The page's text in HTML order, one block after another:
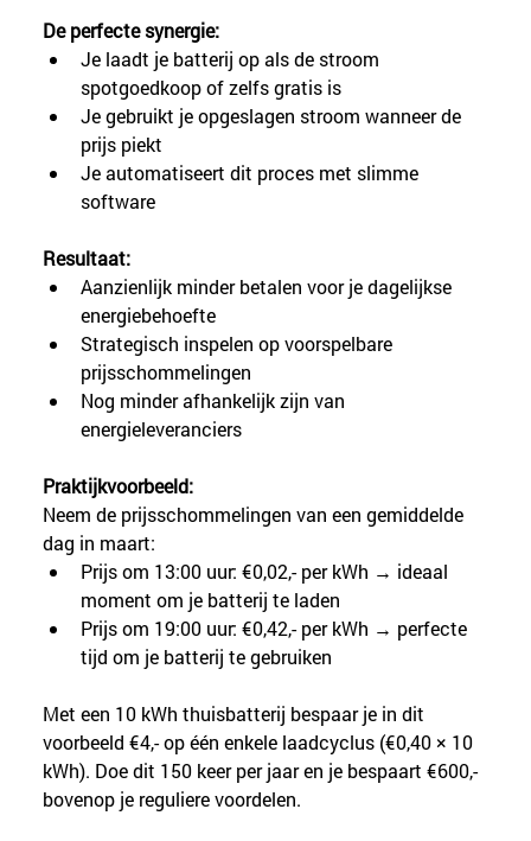
De perfecte synergie:
Je laadt je batterij op als de stroom
spotgoedkoop of zelfs gratis is
Je gebruikt je opgeslagen stroom wanneer de
prijs piekt
Je automatiseert dit proces met slimme
software
Resultaat:
Aanzienlijk minder betalen voor je dagelijkse
energiebehoefte
Strategisch inspelen op voorspelbare
prijsschommelingen
Nog minder afhankelijk zijn van
energieleveranciers
Praktijkvoorbeeld:
Neem de prijsschommelingen van een gemiddelde
dag in maart:
Prijs om 13:00 uur: €0,02,- per kWh → ideaal
moment om je batterij te laden
Prijs om 19:00 uur: €0,42,- per kWh → perfecte
tijd om je batterij te gebruiken
Met een 10 kWh thuisbatterij bespaar je in dit
voorbeeld €4,- op één enkele laadcyclus (€0,40 × 10
kWh). Doe dit 150 keer per jaar en je bespaart €600,-
bovenop je reguliere voordelen.